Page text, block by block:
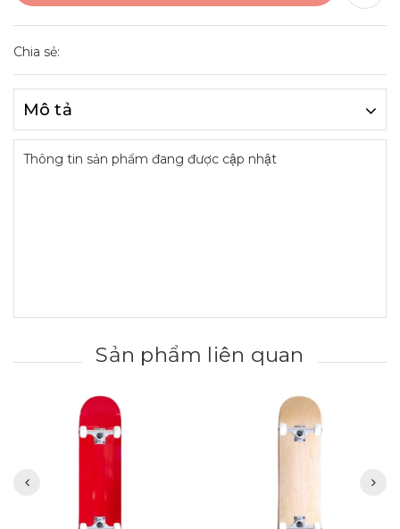
Chia sẻ:
Mô tả
Thông tin sản phẩm đang được cập nhật
Sản phẩm liên quan